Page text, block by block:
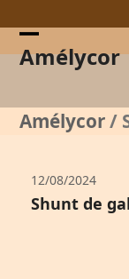
to
contentAmélycor
Open
menu
Close
menu
Amélycor/
12/08/2024
Shunt de